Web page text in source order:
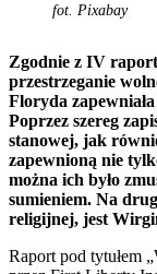
fot. Pixabay
Zgodnie z IV
przestrzeganie
Floryda
Poprzez szereg
stanowej, jak
zapewnioną nie
można ich było
sumieniem. Na
religijnej, jest
Raport pod tytułem